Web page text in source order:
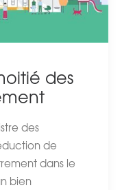
des
des
de
dans le
bien